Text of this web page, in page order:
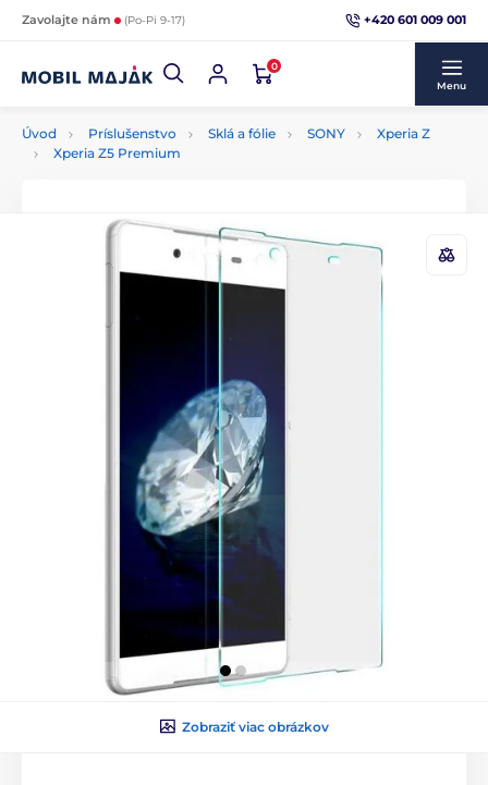
Zavolajte nám (Po-Pi 9-17) +420 601 009 001
0
Menu
Úvod Príslušenstvo Sklá a fólie SONY
Xperia Z
Xperia Z5 Premium
Zobraziť viac obrázkov